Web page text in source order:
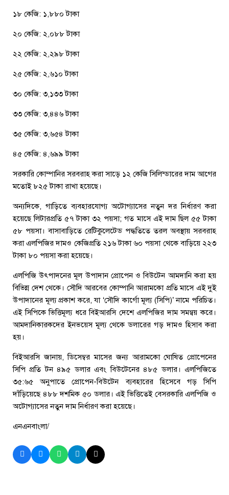
১৮ কেজি: ১,৮৮০ টাকা
২০ কেজি: ২,০৮৮ টাকা
২২ কেজি: ২,২৯৮ টাকা
২৫ কেজি: ২,৬১০ টাকা
৩০ কেজি: ৩,১৩৩ টাকা
৩৩ কেজি: ৩,৪৪৬ টাকা
৩৫ কেজি: ৩,৬৫৪ টাকা
৪৫ কেজি: ৪,৬৯৯ টাকা
সরকারি কোম্পানির সরবরাহ করা সাড়ে ১২ কেজি সিলিন্ডারের দাম আগের
মতোই ৮২৫ টাকা রাখা হয়েছে।
অন্যদিকে, গাড়িতে ব্যবহারযোগ্য অটোগ্যাসের নতুন দর নির্ধারণ করা
হয়েছে লিটারপ্রতি ৫৭ টাকা ৩২ পয়সা; গত মাসে এই দাম ছিল ৫৫ টাকা
৫৮ পয়সা। বাসাবাড়িতে রেটিকুলেটেড পদ্ধতিতে তরল অবস্থায় সরবরাহ
করা এলপিজির দামও কেজিপ্রতি ২১৬ টাকা ৬০ পয়সা থেকে বাড়িয়ে ২২৩
টাকা ৮০ পয়সা করা হয়েছে।
এলপিজি উৎপাদনের মূল উপাদান প্রোপেন ও বিউটেন আমদানি করা হয়
বিভিন্ন দেশ থেকে। সৌদি আরবের কোম্পানি আরামকো প্রতি মাসে এই দুই
উপাদানের মূল্য প্রকাশ করে, যা ‘সৌদি কার্গো মূল্য (সিপি)’ নামে পরিচিত।
এই সিপিকে ভিত্তিমূল্য ধরে বিইআরসি দেশে এলপিজির দাম সমন্বয় করে।
আমদানিকারকদের ইনভয়েস মূল্য থেকে ডলারের গড় দামও হিসাব করা
হয়।
বিইআরসি জানায়, ডিসেম্বর মাসের জন্য আরামকো ঘোষিত প্রোপেনের
সিপি প্রতি টন ৪৯৫ ডলার এবং বিউটেনের ৪৮৫ ডলার। এলপিজিতে
৩৫:৬৫ অনুপাতে প্রোপেন-বিউটেন ব্যবহারের হিসেবে গড় সিপি
দাঁড়িয়েছে ৪৮৮ দশমিক ৫০ ডলার। এই ভিত্তিতেই বেসরকারি এলপিজি ও
অটোগ্যাসের নতুন দাম নির্ধারণ করা হয়েছে।
এনএনবাংলা/